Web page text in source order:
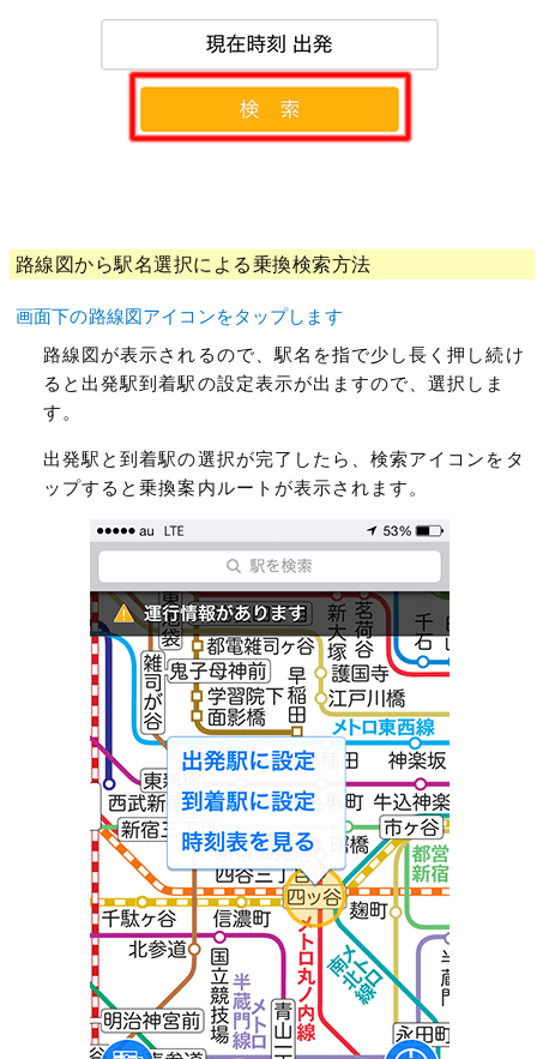
路線図から駅名選択による乗換検索方法
画面下の路線図アイコンをタップします
路線図が表示されるので、駅名を指で少し長く押し続け
ると出発駅到着駅の設定表示が出ますので、選択しま
す。
出発駅と到着駅の選択が完了したら、検索アイコンをタ
ップすると乗換案内ルートが表示されます。